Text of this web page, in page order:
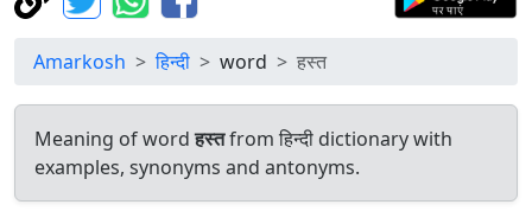
Amarkosh हिन्दी word हस्त
Meaning of wordहस्तfrom हिन्दी dictionary with
examples, synonyms and antonyms.